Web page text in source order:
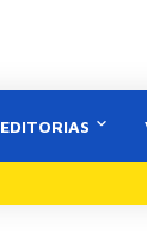
EDITORIAS